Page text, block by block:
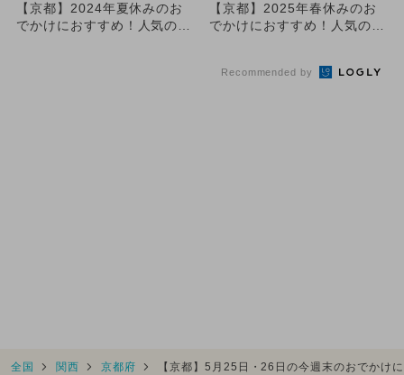
【京都】2024年夏休みのお
でかけにおすすめ！人気のス
【京都】2025年春休みのお
でかけにおすすめ！人気のス
Recommended by
全国 関西 京都府 【京都】5月25日・26日の今週末のおでかけ